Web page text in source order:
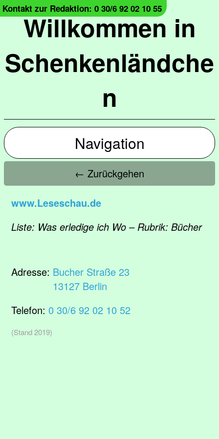
Willkommen in
Schenkenländche
n
Kontakt zur Redaktion: 0 30/6 92 02 10 55
Navigation
← Zurückgehen
www.Leseschau.de
Liste: Was erledige ich Wo – Rubrik: Bücher
Adresse: Bucher Straße 23
13127 Berlin
Telefon: 0 30/6 92 02 10 52
(Stand 2019)